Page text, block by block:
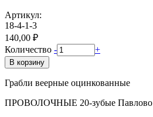
Артикул:
18-4-1-3
140,00 ₽
Количество - +
В корзину
Грабли веерные оцинкованные
ПРОВОЛОЧНЫЕ 20-зубые Павлово